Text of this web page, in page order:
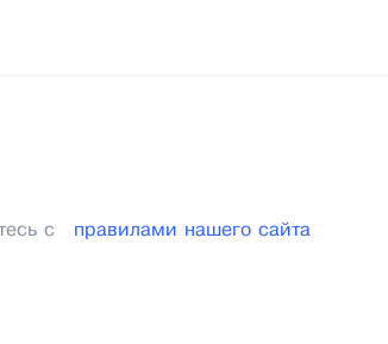
с правилами нашего сайта